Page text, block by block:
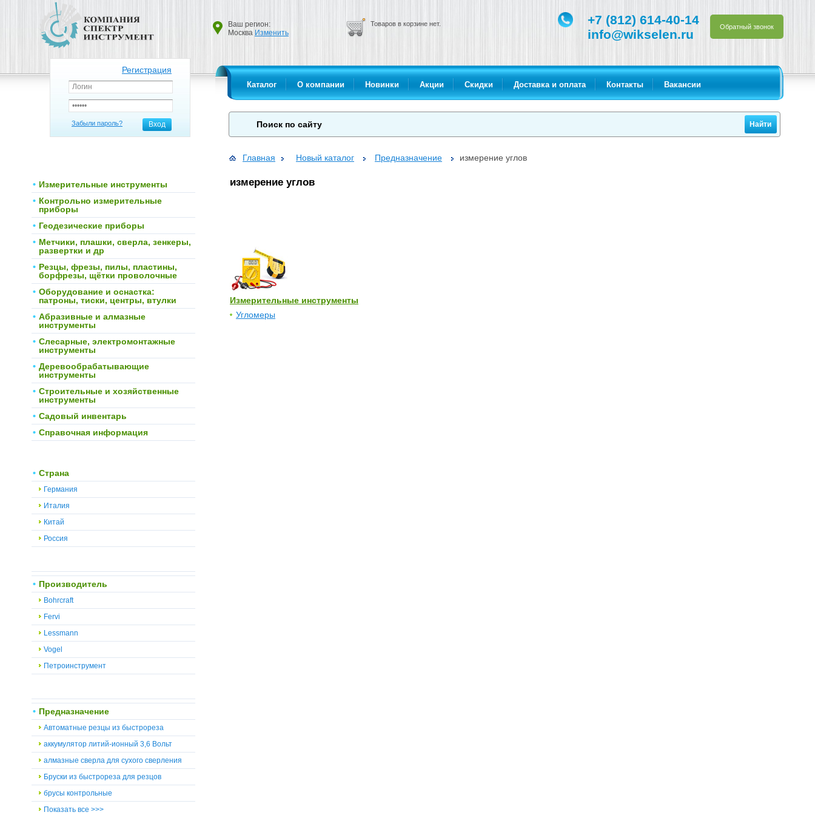
+7 (812) 614-40-14
info@wikselen.ru
Обратный звонок
Ваш регион:
Москва Изменить
Товаров в корзине нет.
Регистрация
Забыли пароль? Вход
Каталог О компании Новинки Акции Скидки Доставка и оплата Контакты Вакансии
Главная Новый каталог Предназначение измерение углов
Измерительные инструменты
Контрольно измерительные
приборы
Геодезические приборы
Метчики, плашки, сверла, зенкеры,
развертки и др
Резцы, фрезы, пилы, пластины,
борфрезы, щётки проволочные
Оборудование и оснастка:
патроны, тиски, центры, втулки
Абразивные и алмазные
инструменты
Слесарные, электромонтажные
инструменты
Деревообрабатывающие
инструменты
Строительные и хозяйственные
инструменты
Садовый инвентарь
Справочная информация
Страна
Германия
Италия
Китай
Россия
Производитель
Bohrcraft
Fervi
Lessmann
Vogel
Петроинструмент
Предназначение
Автоматные резцы из быстрореза
аккумулятор литий-ионный 3,6 Вольт
алмазные сверла для сухого сверления
Бруски из быстрореза для резцов
брусы контрольные
Показать все >>>
измерение углов
Измерительные инструменты
Угломеры